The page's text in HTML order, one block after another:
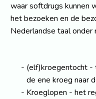
waar softdrugs kunnen
het bezoeken en de
Nederlandse taal
(elf)kroegentocht -
de ene kroeg naar
Kroeglopen - het